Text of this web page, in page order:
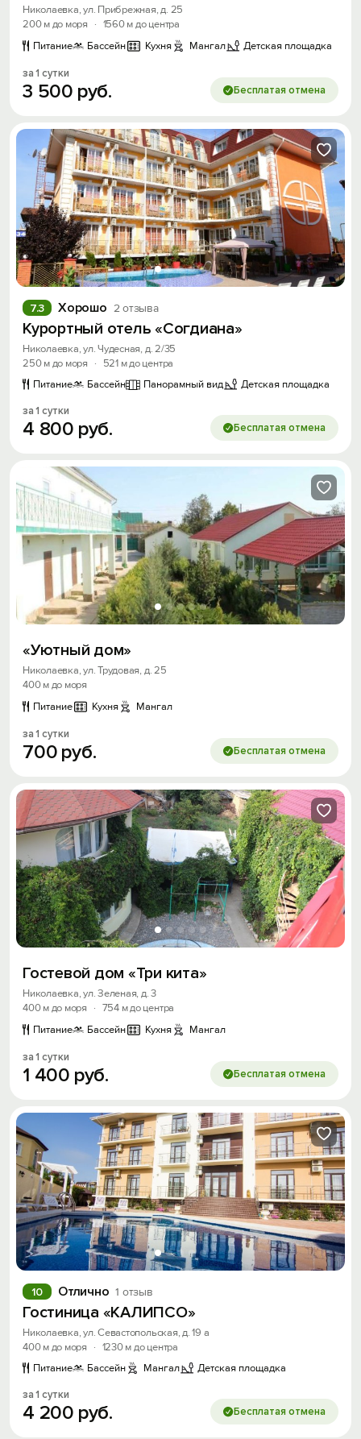
Николаевка, ул. Прибрежная, д. 25
200 м до моря
· 1560 м до центра
Питание
Бассейн Кухня Мангал Детская площадка
за 1 сутки
3 500 руб. Бесплатая отмена
Хорошо 2 отзыва
7.3
Курортный отель «Согдиана»
Николаевка, ул. Чудесная, д. 2/35
250 м до моря
·
521 м до центра
Питание
Бассейн Панорамный вид Детская площадка
за 1 сутки
4 800 руб. Бесплатая отмена
«Уютный дом»
Николаевка, ул. Трудовая, д. 25
400 м до моря
Питание
Кухня Мангал
за 1 сутки
700 руб. Бесплатая отмена
Гостевой дом «Три кита»
Николаевка, ул. Зеленая, д. 3
400 м до моря
· 754 м до центра
Питание
Бассейн Кухня Мангал
за 1 сутки
1 400 руб. Бесплатая отмена
Отлично 1 отзыв
10
Гостиница «КАЛИПСО»
Николаевка, ул. Севастопольская, д. 19 а
400 м до моря
· 1230 м до центра
Питание
Бассейн Мангал Детская площадка
за 1 сутки
4 200 руб. Бесплатая отмена
Скидка −5%
Хочешь дешевле? Оставь почту и получи
промокод на первое бронирование!
Получить промокод
Вход на сайт
Войти илиЗарегистрироваться
Войти с помощью